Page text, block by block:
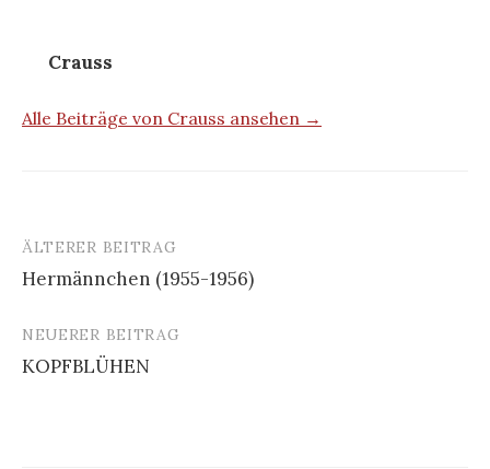
Crauss
Alle Beiträge von Crauss ansehen →
Beitrags-
Navigation
ÄLTERER BEITRAG
Hermännchen (1955-1956)
NEUERER BEITRAG
KOPFBLÜHEN